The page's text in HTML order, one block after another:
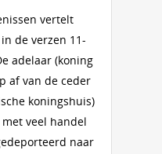
vertelt
de verzen 11-
adelaar (koning
af van de ceder
koningshuis)
veel handel
naar